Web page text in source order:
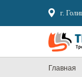
г.
Главная